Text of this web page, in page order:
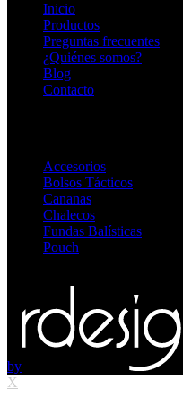
Inicio
Productos
Preguntas frecuentes
¿Quiénes somos?
Blog
Contacto
Accesorios
Bolsos Tácticos
Cananas
Chalecos
Fundas Balísticas
Pouch
by
X